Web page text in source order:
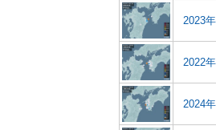
2023
2022
2024